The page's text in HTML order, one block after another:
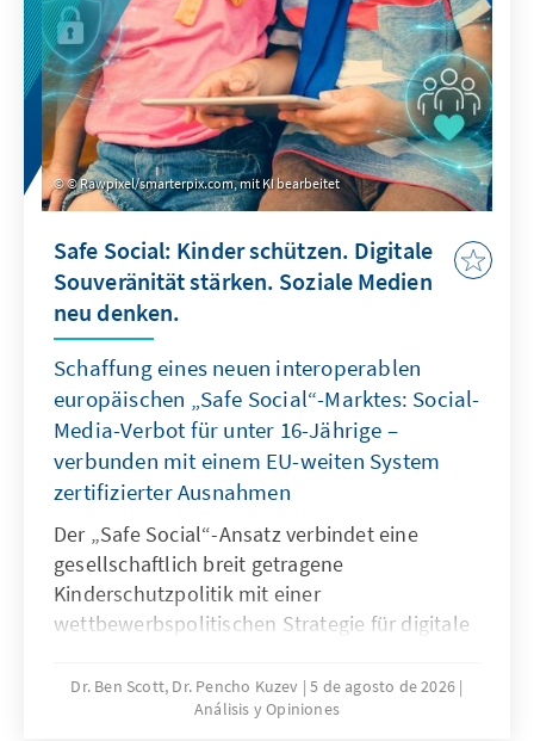
© Rawpixel/smarterpix.com, mit KI bearbeitet
Safe Social: Kinder schützen. Digitale
Souveränität stärken. Soziale Medien
neu denken.
Schaffung eines neuen interoperablen
europäischen „Safe Social“-Marktes: Social-
Media-Verbot für unter 16-Jährige –
verbunden mit einem EU-weiten System
zertifizierter Ausnahmen
Der „Safe Social“-Ansatz verbindet eine
gesellschaftlich breit getragene
Kinderschutzpolitik mit einer
wettbewerbspolitischen Strategie für digitale
unter 16-Jährige reagieren viele Staaten auf
gefährliche digitale Produkte und die
Dr. Ben Scott, Dr. Pencho Kuzev 5 de agosto de 2026
Análisis y Opiniones